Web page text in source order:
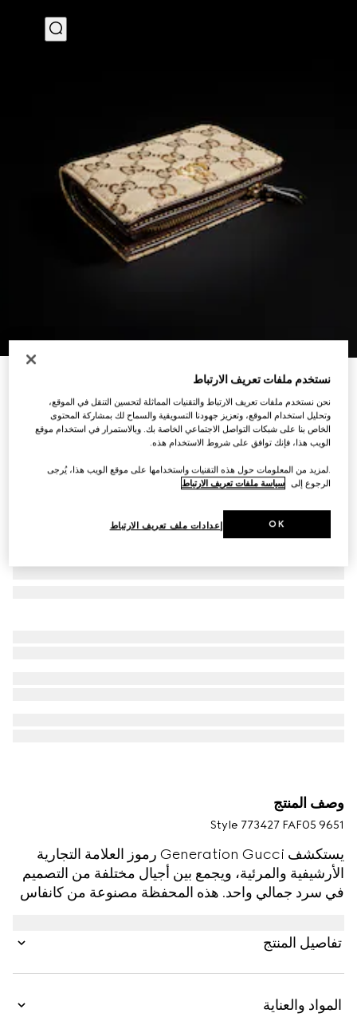
التخصيص بالأحرف الأولى
محفظة GG Marmont صغيرة الحجم
تنويعاتكانفاس GG باللونين الرملي والبني
وصف المنتج
Style ‎773427 FAF05 9651
يستكشف Generation Gucci رموز العلامة التجارية
الأرشيفية والمرئية، ويجمع بين أجيال مختلفة من التصميم
في سرد جمالي واحد. هذه المحفظة مصنوعة من كانفاس
راقية.
تفاصيل المنتج
المواد والعناية
نستخدم ملفات تعريف الارتباط
نحن نستخدم ملفات تعريف الارتباط والتقنيات المماثلة لتحسين التنقل في الموقع،
وتحليل استخدام الموقع، وتعزيز جهودنا التسويقية والسماح لك بمشاركة المحتوى
الخاص بنا على شبكات التواصل الاجتماعي الخاصة بك. وبالاستمرار في استخدام موقع
الويب هذا، فإنك توافق على شروط الاستخدام هذه.
.لمزيد من المعلومات حول هذه التقنيات واستخدامها على موقع الويب هذا، يُرجى
الرجوع إلى سياسة ملفات تعريف الارتباط
إعدادات ملف تعريف الارتباط OK